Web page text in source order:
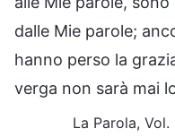
dalle Mie parole;
hanno perso la
verga non sarà mai
La Parola, Vol.